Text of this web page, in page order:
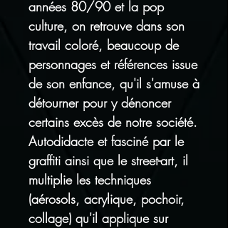
années 80/90 et la pop
culture, on retrouve dans son
travail coloré, beaucoup de
personnages et références issue
de son enfance, qu'il s'amuse à
détourner pour y dénoncer
certains excès de notre société.
Autodidacte et fasciné par le
graffiti ainsi que le street-art, il
multiplie les techniques
(aérosols, acrylique, pochoir,
collage) qu'il applique sur